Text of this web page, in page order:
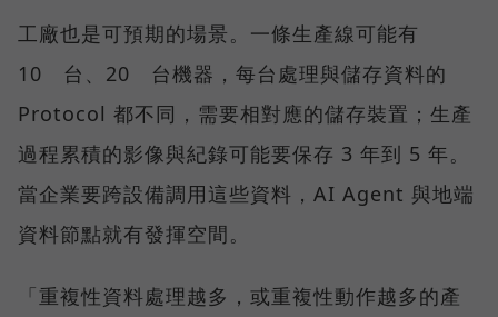
工廠也是可預期的場景。一條生產線可能有
10 台、20 台機器，每台處理與儲存資料的
Protocol 都不同，需要相對應的儲存裝置；生產
過程累積的影像與紀錄可能要保存 3 年到 5 年。
當企業要跨設備調用這些資料，AI Agent 與地端
資料節點就有發揮空間。
「重複性資料處理越多，或重複性動作越多的產